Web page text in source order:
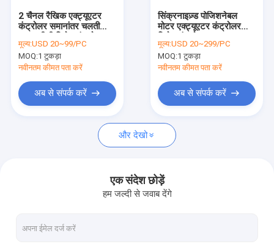
संपर्क करें
समाचार
एक उद्धरण की विनती करे
रैखिक एक्ट्यूएटर नियंत्रक
हैवी ड्यूटी लीनियर एक्चुएटर्स
लिफ्टिंग कॉलम एक्ट्यूएटर
2 चैनल रैखिक एक्ट्यूएटर
कंट्रोलर समानांतर चलती
सिस्टम
मूल्य:USD 20~99/PC
MOQ:1 टुकड़ा
नवीनतम कीमत पता करें
अब से संपर्क करें
सिंक्रनाइज़्ड पोजिशनेबल
मोटर एक्ट्यूएटर कंट्रोलर
12V~28VDC
मूल्य:USD 20~299/PC
MOQ:1 टुकड़ा
नवीनतम कीमत पता करें
अब से संपर्क करें
और देखो
एक संदेश छोड़ें
हम जल्दी से जवाब देंगे